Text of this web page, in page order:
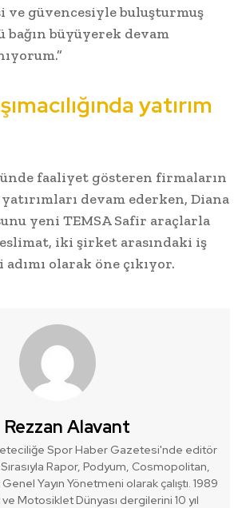
ve güvencesiyle buluşturmuş
bağın büyüyerek devam
yatırım
faaliyet gösteren firmaların
devam ederken, Diana
yeni TEMSA Safir araçlarla
iki şirket arasındaki iş
olarak öne çıkıyor.
Rezzan Alavant
Spor Haber Gazetesi'nde editör
Rapor, Podyum, Cosmopolitan,
Yayın Yönetmeni olarak çalıştı. 1989
ve Motosiklet Dünyası dergilerini 10 yıl